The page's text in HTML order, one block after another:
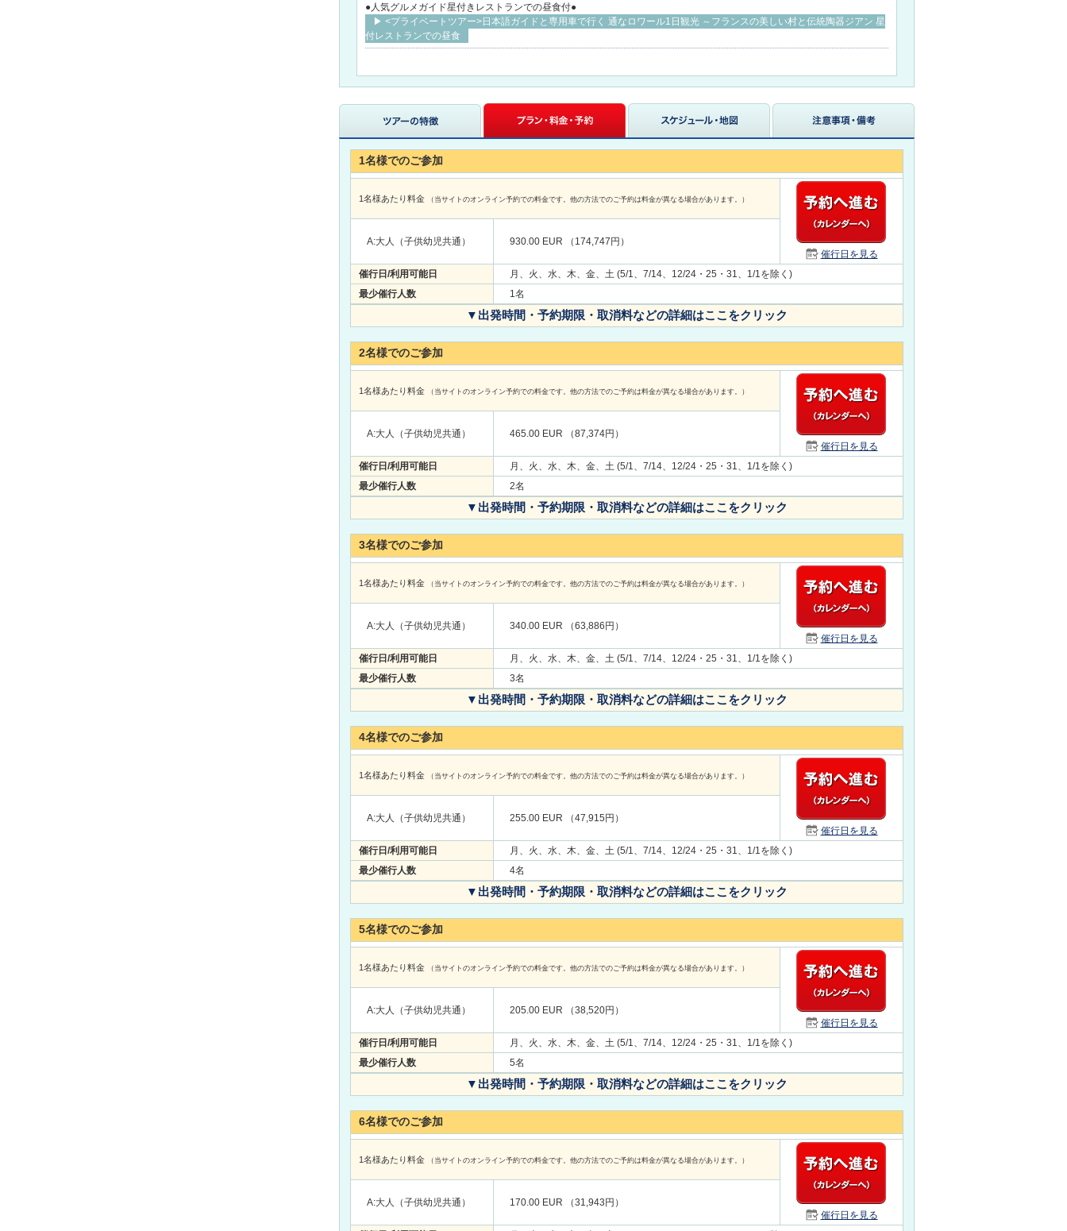
●人気グルメガイド星付きレストランでの昼食付●
▶ <プライベートツアー>日本語ガイドと専用車で行く 通なロワール1日観光 ～フランスの美しい村と伝統陶器ジアン 星
付レストランでの昼食
1名様でのご参加
1名様あたり料金 （当サイトのオンライン予約での料金です。他の方法でのご予約は料金が異なる場合があります。）
催行日を見る
A:大人（子供幼児共通） 930.00 EUR （174,747円）
催行日/利用可能日
月、火、水、木、金、土 (5/1、7/14、12/24・25・31、1/1を除く)
最少催行人数
1名
▼出発時間・予約期限・取消料などの詳細はここをクリック
2名様でのご参加
1名様あたり料金 （当サイトのオンライン予約での料金です。他の方法でのご予約は料金が異なる場合があります。）
催行日を見る
A:大人（子供幼児共通） 465.00 EUR （87,374円）
催行日/利用可能日
月、火、水、木、金、土 (5/1、7/14、12/24・25・31、1/1を除く)
最少催行人数
2名
▼出発時間・予約期限・取消料などの詳細はここをクリック
3名様でのご参加
1名様あたり料金 （当サイトのオンライン予約での料金です。他の方法でのご予約は料金が異なる場合があります。）
催行日を見る
A:大人（子供幼児共通） 340.00 EUR （63,886円）
催行日/利用可能日
月、火、水、木、金、土 (5/1、7/14、12/24・25・31、1/1を除く)
最少催行人数
3名
▼出発時間・予約期限・取消料などの詳細はここをクリック
4名様でのご参加
1名様あたり料金 （当サイトのオンライン予約での料金です。他の方法でのご予約は料金が異なる場合があります。）
催行日を見る
A:大人（子供幼児共通） 255.00 EUR （47,915円）
催行日/利用可能日
月、火、水、木、金、土 (5/1、7/14、12/24・25・31、1/1を除く)
最少催行人数
4名
▼出発時間・予約期限・取消料などの詳細はここをクリック
5名様でのご参加
1名様あたり料金 （当サイトのオンライン予約での料金です。他の方法でのご予約は料金が異なる場合があります。）
催行日を見る
A:大人（子供幼児共通） 205.00 EUR （38,520円）
催行日/利用可能日
月、火、水、木、金、土 (5/1、7/14、12/24・25・31、1/1を除く)
最少催行人数
5名
▼出発時間・予約期限・取消料などの詳細はここをクリック
6名様でのご参加
1名様あたり料金 （当サイトのオンライン予約での料金です。他の方法でのご予約は料金が異なる場合があります。）
催行日を見る
A:大人（子供幼児共通） 170.00 EUR （31,943円）